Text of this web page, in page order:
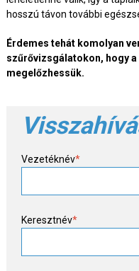
hosszú távon további
Érdemes tehát komolyan
szűrővizsgálatokon, hogy
megelőzhessük.
Vezetéknév*
Keresztnév*